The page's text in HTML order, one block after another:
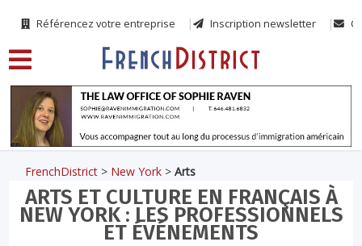
Référencez votre entreprise Inscription newsletter
FrenchDistrict > New York >Arts
ARTS ET CULTURE EN FRANÇAIS À
NEW YORK : LES PROFESSIONNELS
ET ÉVÉNEMENTS